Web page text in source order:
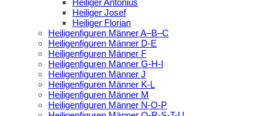
Heiliger Antonius
Heiliger Josef
Heiliger Florian
Heiligenfiguren Männer A–B–C
Heiligenfiguren Männer D-E
Heiligenfiguren Männer F
Heiligenfiguren Männer G-H-I
Heiligenfiguren Männer J
Heiligenfiguren Männer K-L
Heiligenfiguren Männer M
Heiligenfiguren Männer N-O-P